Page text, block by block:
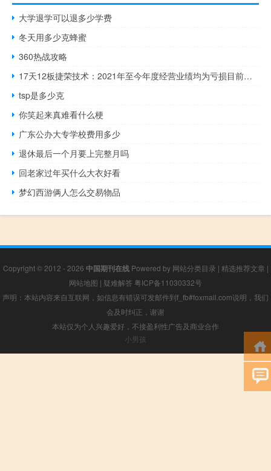
大学退学可以退多少学费
冬天用多少克蜂蜜
360热战攻略
17天12板捷荣技术：2021年至今年度经营业绩均为亏损目前市盈率为负
tsp是多少克
你笑起来真难看什么梗
广东公办大专学校费用多少
退休最后一个月要上完整月吗
回老家过年买什么大衣好看
梦幻西游俩人怎么交易物品
Copyright © 2012 - 2026 中国期刊在线Powered by 网站分类目录 | 精选推荐文章 |
网站地图 | 疑难解答 粤ICP备11030332号
声明：本站内容来自互联网，如信息有错误可发邮件到f_fb#foxmail.com说明，我们
会及时纠正，谢谢
本站仅为个人兴趣爱好，不接盈利性广告及商业合作
小男孩